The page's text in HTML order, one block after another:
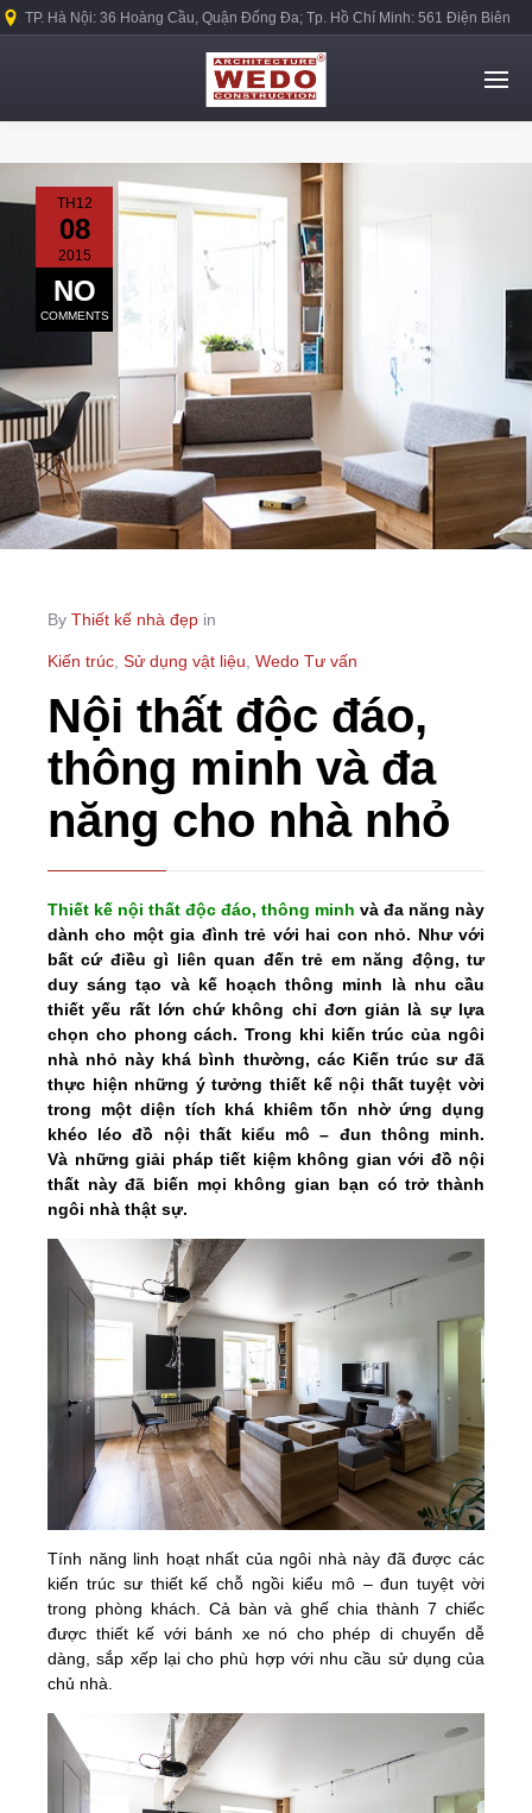
TP. Hà Nội: 36 Hoàng Cầu, Quận Đống Đa; Tp. Hồ Chí Minh: 561 Điện Biên
TH12
08
2015
NO
COMMENTS
By Thiết kế nhà đẹp in
Kiến trúc, Sử dụng vật liệu, Wedo Tư vấn
Nội thất độc đáo,
thông minh và đa
năng cho nhà nhỏ
Thiết kế nội thất độc đáo, thông minh và đa năng này
dành cho một gia đình trẻ với hai con nhỏ. Như với
bất cứ điều gì liên quan đến trẻ em năng động, tư
duy sáng tạo và kế hoạch thông minh là nhu cầu
thiết yếu rất lớn chứ không chỉ đơn giản là sự lựa
chọn cho phong cách. Trong khi kiến trúc của ngôi
nhà nhỏ này khá bình thường, các Kiến trúc sư đã
thực hiện những ý tưởng thiết kế nội thất tuyệt vời
trong một diện tích khá khiêm tốn nhờ ứng dụng
khéo léo đồ nội thất kiểu mô – đun thông minh.
Và những giải pháp tiết kiệm không gian với đồ nội
thất này đã biến mọi không gian bạn có trở thành
ngôi nhà thật sự.
Tính năng linh hoạt nhất của ngôi nhà này đã được các
kiến trúc sư thiết kế chỗ ngồi kiểu mô – đun tuyệt vời
trong phòng khách. Cả bàn và ghế chia thành 7 chiếc
được thiết kế với bánh xe nó cho phép di chuyển dễ
dàng, sắp xếp lại cho phù hợp với nhu cầu sử dụng của
chủ nhà.